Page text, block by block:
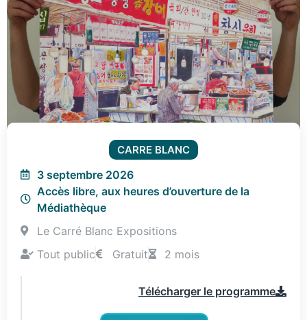
CARRE BLANC
3 septembre 2026
Accès libre, aux heures d’ouverture de la
Médiathèque
Le Carré Blanc Expositions
Tout public
Gratuit 2 mois
Télécharger le programme